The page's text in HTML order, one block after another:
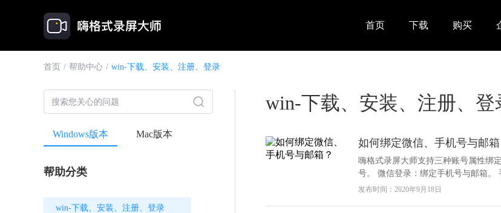
首页 下载 购买
首页 / 帮助中心 / win-下载、安装、注册、登录
win-下载、安装、注册、登
如何绑定微信、手机号与邮箱
嗨格式录屏大师支持三种账号属性绑
号。 微信登录：绑定手机号与邮箱。
发布时间：2020年9月18日
Windows版本 Mac版本
帮助分类
win-下载、安装、注册、登录